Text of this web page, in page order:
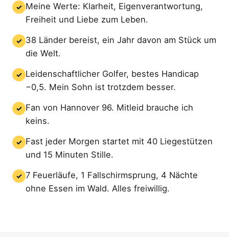
✓ Meine Werte: Klarheit, Eigenverantwortung,
Freiheit und Liebe zum Leben.
✓ 38 Länder bereist, ein Jahr davon am Stück um
die Welt.
✓ Leidenschaftlicher Golfer, bestes Handicap
−0,5. Mein Sohn ist trotzdem besser.
✓ Fan von Hannover 96. Mitleid brauche ich
keins.
✓ Fast jeder Morgen startet mit 40 Liegestützen
und 15 Minuten Stille.
✓ 7 Feuerläufe, 1 Fallschirmsprung, 4 Nächte
ohne Essen im Wald. Alles freiwillig.